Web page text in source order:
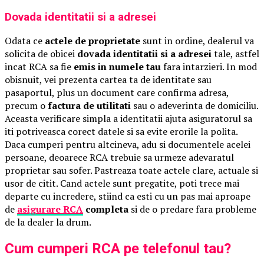
Dovada identitatii si a adresei
Odata ce actele de proprietate sunt in ordine, dealerul va
solicita de obicei dovada identitatii si a adreseitale, astfel
incat RCA sa fie emis in numele taufara intarzieri. In mod
obisnuit, vei prezenta cartea ta de identitate sau
pasaportul, plus un document care confirma adresa,
precum ofactura de utilitati sau o adeverinta de domiciliu.
Aceasta verificare simpla a identitatii ajuta asiguratorul sa
iti potriveasca corect datele si sa evite erorile la polita.
Daca cumperi pentru altcineva, adu si documentele acelei
persoane, deoarece RCA trebuie sa urmeze adevaratul
proprietar sau sofer. Pastreaza toate actele clare, actuale si
usor de citit. Cand actele sunt pregatite, poti trece mai
departe cu incredere, stiind ca esti cu un pas mai aproape
de asigurare RCA completa si de o predare fara probleme
de la dealer la drum.
Cum cumperi RCA pe telefonul tau?